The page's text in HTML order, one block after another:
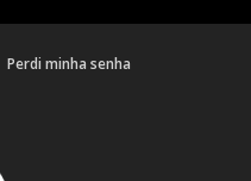
Perdi minha senha